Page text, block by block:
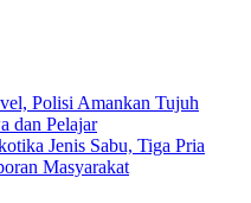
Polisi Amankan Tujuh
dan Pelajar
Jenis Sabu, Tiga Pria
Masyarakat